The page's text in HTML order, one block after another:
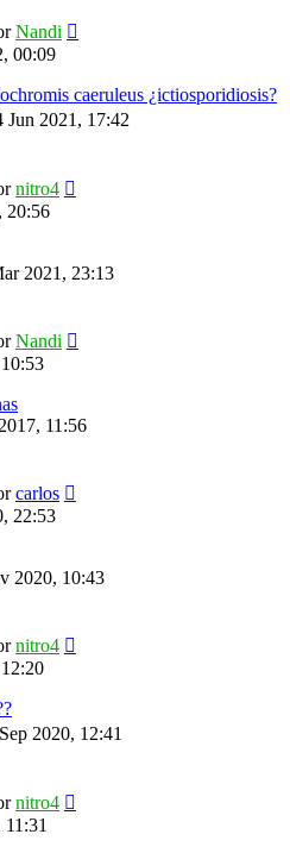
Nandi
00:09
caeruleus ¿ictiosporidiosis?
Jun 2021, 17:42
nitro4
20:56
2021, 23:13
Nandi
11:56
carlos
22:53
2020, 10:43
nitro4
2020, 12:41
nitro4